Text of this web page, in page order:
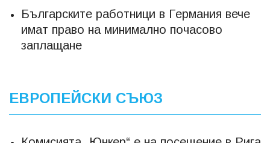
Българските работници в Германия вече
имат право на минимално почасово
заплащане
ЕВРОПЕЙСКИ СЪЮЗ